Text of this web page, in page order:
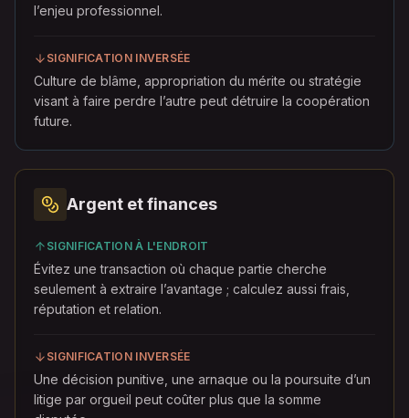
l’enjeu professionnel.
SIGNIFICATION INVERSÉE
Culture de blâme, appropriation du mérite ou stratégie
visant à faire perdre l’autre peut détruire la coopération
future.
Argent et finances
SIGNIFICATION À L'ENDROIT
Évitez une transaction où chaque partie cherche
seulement à extraire l’avantage ; calculez aussi frais,
réputation et relation.
SIGNIFICATION INVERSÉE
Une décision punitive, une arnaque ou la poursuite d’un
litige par orgueil peut coûter plus que la somme